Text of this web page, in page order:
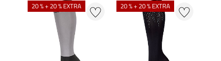
20 % + 20 % EXTRA 20 % + 20 % EXTRA